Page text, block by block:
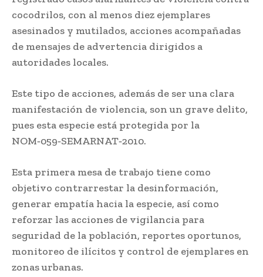
cocodrilos, con al menos diez ejemplares
asesinados y mutilados, acciones acompañadas
de mensajes de advertencia dirigidos a
autoridades locales.
Este tipo de acciones, además de ser una clara
manifestación de violencia, son un grave delito,
pues esta especie está protegida por la
NOM‑059‑SEMARNAT‑2010.
Esta primera mesa de trabajo tiene como
objetivo contrarrestar la desinformación,
generar empatía hacia la especie, así como
reforzar las acciones de vigilancia para
seguridad de la población, reportes oportunos,
monitoreo de ilícitos y control de ejemplares en
zonas urbanas.